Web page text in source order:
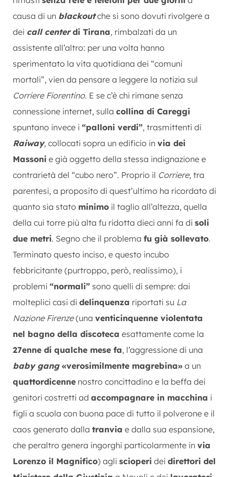
causa di un blackout che si sono dovuti rivolgere a
dei call centerdi Tirana, rimbalzati da un
assistente all’altro: per una volta hanno
sperimentato la vita quotidiana dei “comuni
mortali”, vien da pensare a leggere la notizia sul
Corriere Fiorentino. E se c’è chi rimane senza
connessione internet, sulla collina di Careggi
spuntano invece i “palloni verdi”, trasmittenti di
Raiway, collocati sopra un edificio in via dei
Massoni e già oggetto della stessa indignazione e
contrarietà del “cubo nero”. Proprio il Corriere, tra
parentesi, a proposito di quest’ultimo ha ricordato di
quanto sia stato minimo il taglio all’altezza, quella
della cui torre più alta fu ridotta dieci anni fa di soli
due metri. Segno che il problema fu già sollevato.
Terminato questo inciso, e questo incubo
febbricitante (purtroppo, però, realissimo), i
problemi “normali” sono quelli di sempre: dai
molteplici casi di delinquenza riportati su La
Nazione Firenze(una venticinquenne violentata
nel bagno della discoteca esattamente come la
27enne di qualche mese fa, l’aggressione di una
baby gang«verosimilmente magrebina» a un
quattordicenne nostro concittadino e la beffa dei
genitori costretti ad accompagnare in macchina i
figli a scuola con buona pace di tutto il polverone e il
caos generato dalla tranvia e dalla sua espansione,
che peraltro genera ingorghi particolarmente in via
Lorenzo il Magnifico) agli scioperi dei direttori del